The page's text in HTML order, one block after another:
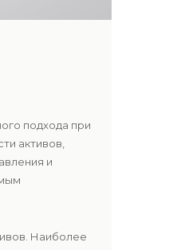
подхода при
активов,
и
Наиболее